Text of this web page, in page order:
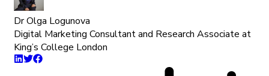
Dr Olga Logunova
Digital Marketing Consultant and Research Associate at
King’s College London